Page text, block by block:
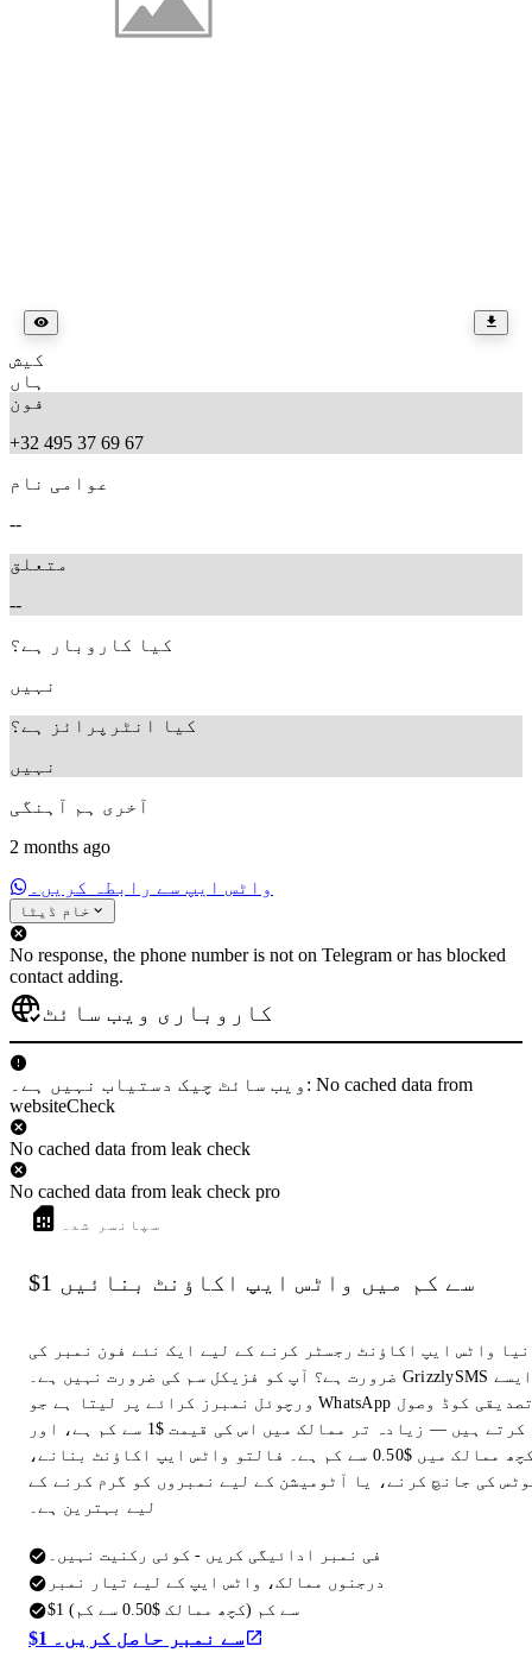
کیش
ہاں
فون
+32 495 37 69 67
عوامی نام
--
متعلق
--
کیا کاروبار ہے؟
نہیں
کیا انٹرپرائز ہے؟
نہیں
آخری ہم آہنگی
2 months ago
واٹس ایپ سے رابطہ کریں۔
خام ڈیٹا
No response, the phone number is not on Telegram or has blocked
contact adding.
کاروباری ویب سائٹ
ویب سائٹ چیک دستیاب نہیں ہے۔: No cached data from
websiteCheck
No cached data from leak check
No cached data from leak check pro
سپانسر شدہ
$1 سے کم میں واٹس ایپ اکاؤنٹ بنائیں
نیا واٹس ایپ اکاؤنٹ رجسٹر کرنے کے لیے ایک نئے فون نمبر کی
ضرورت ہے؟ آپ کو فزیکل سم کی ضرورت نہیں ہے۔ GrizzlySMS ایسے
ورچوئل نمبرز کرائے پر لیتا ہے جو WhatsApp تصدیقی کوڈ وصول
کرتے ہیں — زیادہ تر ممالک میں اس کی قیمت $1 سے کم ہے، اور
کچھ ممالک میں $0.50 سے کم ہے۔ فالتو واٹس ایپ اکاؤنٹ بنانے،
کی جانچ کرنے، یا آٹومیشن کے لیے نمبروں کو گرم کرنے کے
لیے بہترین ہے۔
فی نمبر ادائیگی کریں - کوئی رکنیت نہیں۔
درجنوں ممالک، واٹس ایپ کے لیے تیار نمبر
$1 سے کم (کچھ ممالک $0.50 سے کم)
$1 سے نمبر حاصل کریں۔